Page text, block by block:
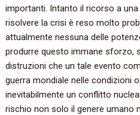
importanti. Intanto il ricorso a
risolvere la crisi è reso molto
attualmente nessuna delle
produrre questo immane sforzo,
distruzioni che un tale evento
guerra mondiale nelle condizioni
inevitabilmente un conflitto
rischio non solo il genere umano